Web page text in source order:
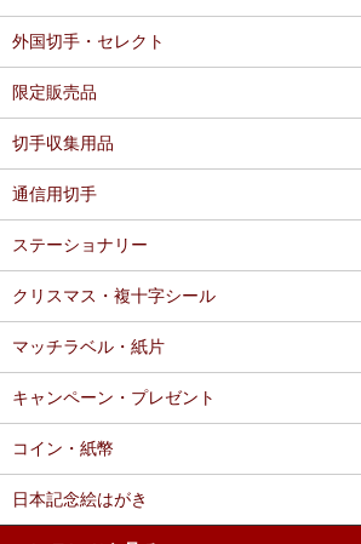
外国切手・セレクト
限定販売品
切手収集用品
通信用切手
ステーショナリー
クリスマス・複十字シール
マッチラベル・紙片
キャンペーン・プレゼント
コイン・紙幣
日本記念絵はがき